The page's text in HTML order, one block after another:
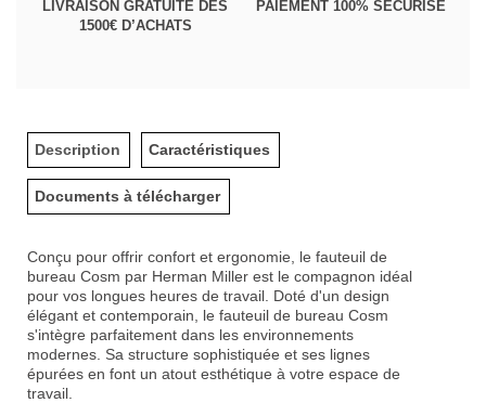
LIVRAISON GRATUITE DÈS
1500€ D’ACHATS
PAIEMENT 100% SÉCURISÉ
Description Caractéristiques
Documents à télécharger
Conçu pour offrir confort et ergonomie, le fauteuil de
bureau Cosm par Herman Miller est le compagnon idéal
pour vos longues heures de travail. Doté d'un design
élégant et contemporain, le fauteuil de bureau Cosm
s'intègre parfaitement dans les environnements
modernes. Sa structure sophistiquée et ses lignes
épurées en font un atout esthétique à votre espace de
travail.